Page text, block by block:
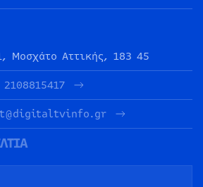
Μοσχάτο Αττικής, 183 45
2108815417